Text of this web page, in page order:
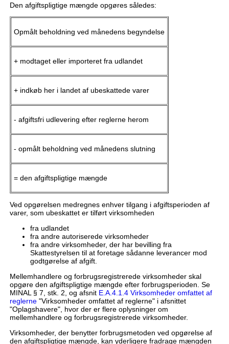
Den afgiftspligtige mængde opgøres således:
Opmålt beholdning ved månedens begyndelse
+ modtaget eller importeret fra udlandet
+ indkøb her i landet af ubeskattede varer
- afgiftsfri udlevering efter reglerne herom
- opmålt beholdning ved månedens slutning
= den afgiftspligtige mængde
Ved opgørelsen medregnes enhver tilgang i afgiftsperioden af
varer, som ubeskattet er tilført virksomheden
fra udlandet
fra andre autoriserede virksomheder
fra andre virksomheder, der har bevilling fra
Skattestyrelsen til at foretage sådanne leverancer mod
godtgørelse af afgift.
Mellemhandlere og forbrugsregistrerede virksomheder skal
opgøre den afgiftspligtige mængde efter forbrugsperioden. Se
MINAL § 7, stk. 2, og afsnit E.A.4.1.4 Virksomheder omfattet af
reglerne"Virksomheder omfattet af reglerne" i afsnittet
"Oplagshavere", hvor der er flere oplysninger om
mellemhandlere og forbrugsregistrerede virksomheder.
Virksomheder, der benytter forbrugsmetoden ved opgørelse af
den afgiftspligtige mængde, kan yderligere fradrage mængden